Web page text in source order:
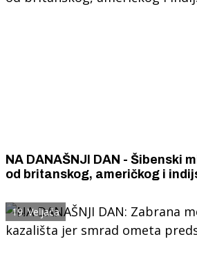
NA DANAŠNJI DAN - Šibenski
od britanskog, američkog i
19. Veljača